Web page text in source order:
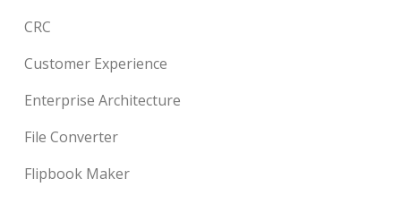
CRC
Customer Experience
Enterprise Architecture
File Converter
Flipbook Maker